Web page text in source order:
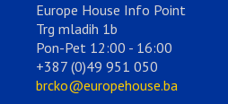
Europe House Info Point
Trg mladih 1b
Pon-Pet 12:00 - 16:00
+387 (0)49 951 050
brcko@europehouse.ba